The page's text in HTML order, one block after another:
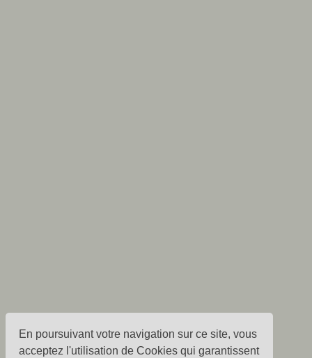
En poursuivant votre navigation sur ce site, vous
acceptez l'utilisation de Cookies qui garantissent